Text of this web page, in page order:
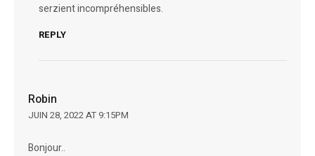
serzient incompréhensibles.
REPLY
Robin
JUIN 28, 2022 AT 9:15PM
Bonjour..